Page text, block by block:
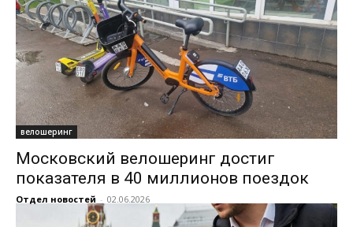
велошеринг
Московский велошеринг достиг
показателя в 40 миллионов поездок
Отдел новостей - 02.06.2026